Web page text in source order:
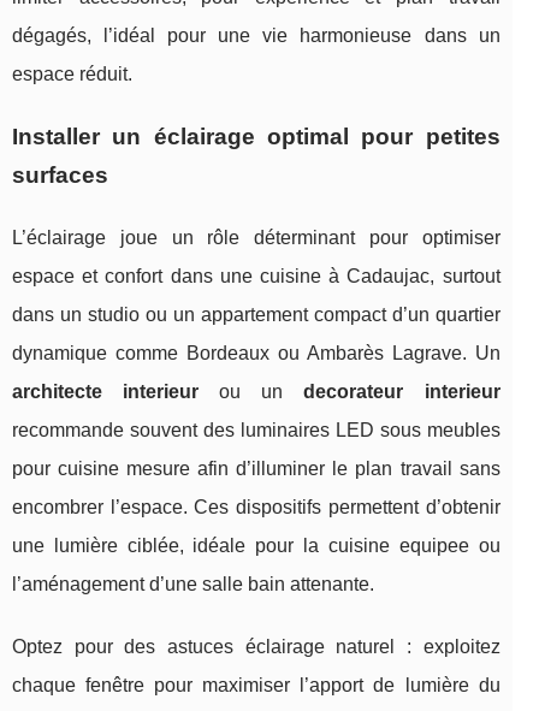
dégagés, l’idéal pour une vie harmonieuse dans un
espace réduit.
Installer un éclairage optimal pour petites
surfaces
L’éclairage joue un rôle déterminant pour optimiser
espace et confort dans une cuisine à Cadaujac, surtout
dans un studio ou un appartement compact d’un quartier
dynamique comme Bordeaux ou Ambarès Lagrave. Un
architecte interieur ou undecorateur interieur
recommande souvent des luminaires LED sous meubles
pour cuisine mesure afin d’illuminer le plan travail sans
encombrer l’espace. Ces dispositifs permettent d’obtenir
une lumière ciblée, idéale pour la cuisine equipee ou
l’aménagement d’une salle bain attenante.
Optez pour des astuces éclairage naturel : exploitez
chaque fenêtre pour maximiser l’apport de lumière du